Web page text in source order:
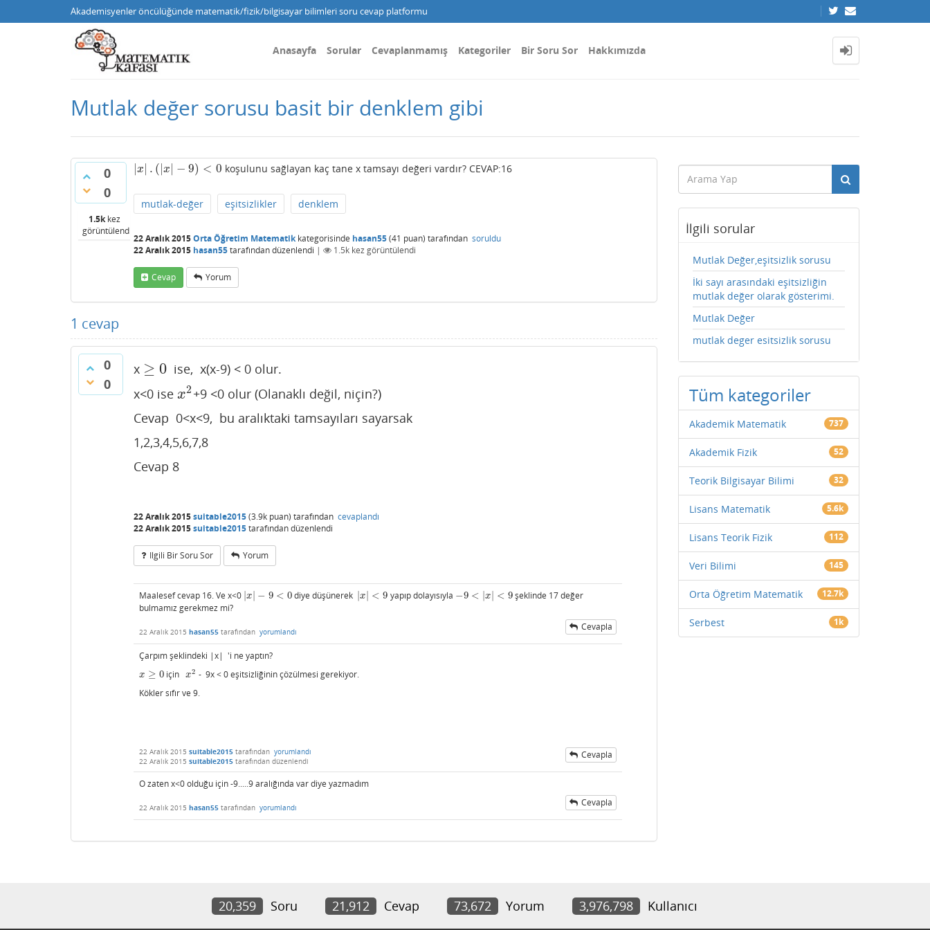
Akademisyenler öncülüğünde matematik/fizik/bilgisayar bilimleri soru cevap platformu
Anasayfa Sorular Cevaplanmamış Kategoriler Bir Soru Sor Hakkımızda
Mutlak değer sorusu basit bir denklem gibi
0
0
1.5kkez
görüntülendi
x . ( x − 9) < 0
|x . | x| 9) <0 koşulunu sağlayan kaç tane x tamsayı değeri vardır? CEVAP:16
mutlak-değer eşitsizlikler denklem
22 Aralık 2015Orta Öğretim Matematikkategorisinde hasan55(41 puan) tarafından soruldu
22 Aralık 2015 hasan55tarafındandüzenlendi | 1.5k kez görüntülendi
Cevap Yorum
1 cevap
0
0
x ≥ 0
≥0
ise, x(x-9) < 0 olur.
x<0 ise x2
x2 +9 <0 olur (Olanaklı değil, niçin?)
Cevap 0<x<9, bu aralıktaki tamsayıları sayarsak
1,2,3,4,5,6,7,8
Cevap 8
22 Aralık 2015suitable2015(3.9k puan) tarafından cevaplandı
22 Aralık 2015suitable2015tarafındandüzenlendi
Ilgili Bir Soru Sor Yorum
Maalesef cevap 16. Ve x<0 x − 9 < 0
|x −9 <0 diye düşünerek |x < 9
|x <9 yapıp dolayısıyla −9 < x < 9
−9< |x| <9
şeklinde 17 değer
bulmamız gerekmez mi?
22 Aralık 2015 hasan55 tarafından yorumlandı Cevapla
Çarpım şeklindeki |x| 'i ne yaptın?
x ≥ 0
x≥ 0 içinx2
x2 - 9x < 0 eşitsizliğinin çözülmesi gerekiyor.
Kökler sıfır ve 9.
22 Aralık 2015 suitable2015 tarafından yorumlandı
22 Aralık 2015 suitable2015 tarafından düzenlendi
Cevapla
O zaten x<0 olduğu için -9.....9 aralığında var diye yazmadım
22 Aralık 2015 hasan55 tarafından yorumlandı Cevapla
İlgili sorular
Mutlak Değer,eşitsizlik sorusu
İki sayı arasındaki eşitsizliğin
mutlak değer olarak gösterimi.
Mutlak Değer
mutlak deger esitsizlik sorusu
Tüm kategoriler
Akademik Matematik 737
Akademik Fizik 52
Teorik Bilgisayar Bilimi 32
Lisans Matematik 5.6k
Lisans Teorik Fizik 112
Veri Bilimi 145
Orta Öğretim Matematik 12.7k
Serbest 1k
20,359 Soru 21,912 Cevap 73,672 Yorum 3,976,798 Kullanıcı